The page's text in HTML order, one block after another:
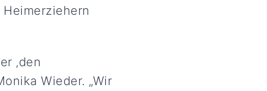
‚den
Wieder. „Wir